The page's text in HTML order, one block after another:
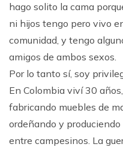
hago solito la cama
ni hijos tengo pero vivo
comunidad, y tengo
amigos de ambos sexos.
Por lo tanto sí, soy
En Colombia viví 30 años,
fabricando muebles de
ordeñando y produciendo
entre campesinos. La